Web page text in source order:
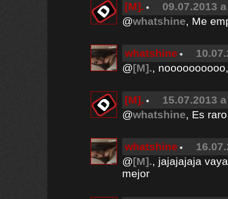
[M].
09.07.2013
@whatshine, Me
whatshine
@[M].,
[M].
15.07.2013
@whatshine, Es
whatshine
@[M]., jajajajaja
mejor